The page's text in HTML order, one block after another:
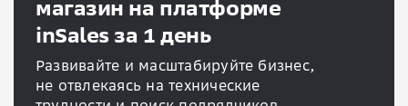
магазин на платформе
inSales за 1 день
Развивайте и масштабируйте бизнес,
не отвлекаясь на технические